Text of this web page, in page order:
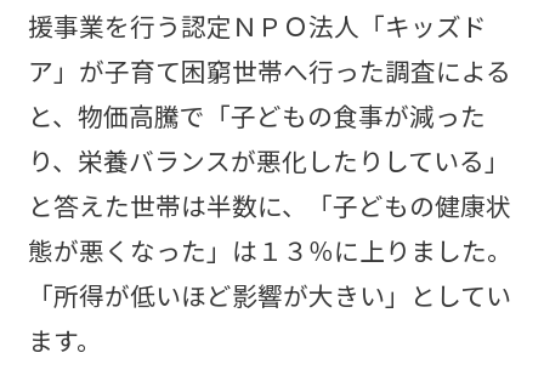
援事業を行う認定ＮＰＯ法人「キッズド
ア」が子育て困窮世帯へ行った調査による
と、物価高騰で「子どもの食事が減った
り、栄養バランスが悪化したりしている」
と答えた世帯は半数に、「子どもの健康状
態が悪くなった」は１３％に上りました。
「所得が低いほど影響が大きい」としてい
ます。